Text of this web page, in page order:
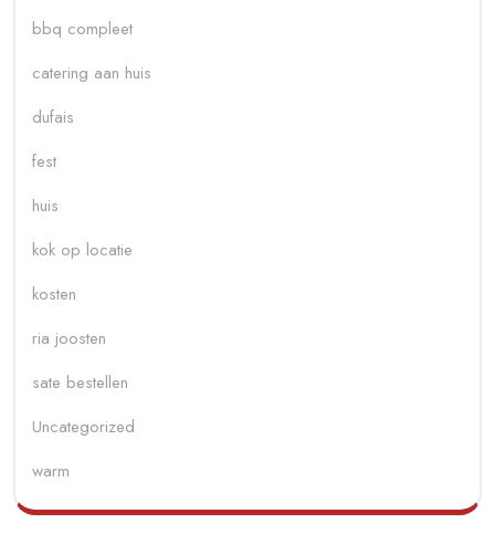
bbq compleet
catering aan huis
dufais
fest
huis
kok op locatie
kosten
ria joosten
sate bestellen
Uncategorized
warm